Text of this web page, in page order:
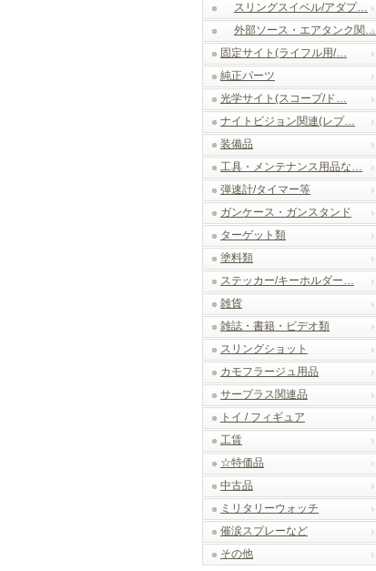
スリングスイベル/アダプ…
外部ソース・エアタンク関…
固定サイト(ライフル用/…
純正パーツ
光学サイト(スコープ/ド…
ナイトビジョン関連(レプ…
装備品
工具・メンテナンス用品な…
弾速計/タイマー等
ガンケース・ガンスタンド
ターゲット類
塗料類
ステッカー/キーホルダー…
雑貨
雑誌・書籍・ビデオ類
スリングショット
カモフラージュ用品
サープラス関連品
トイ / フィギュア
工賃
☆特価品
中古品
ミリタリーウォッチ
催涙スプレーなど
その他